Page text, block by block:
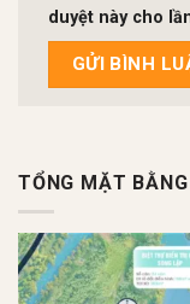
duyệt này cho
TỔNG MẶT